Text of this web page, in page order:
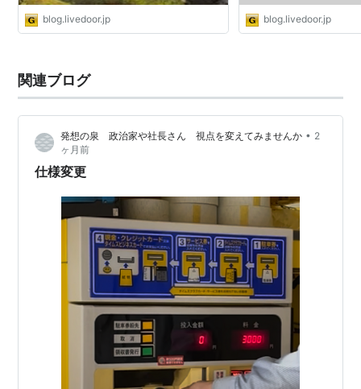
blog.livedoor.jp blog.livedoor.jp
関連ブログ
発想の泉 政治家や社長さん 視点を変えてみませんか • 2
ヶ月前
仕様変更